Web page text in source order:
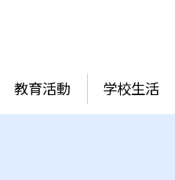
教育活動 学校生活